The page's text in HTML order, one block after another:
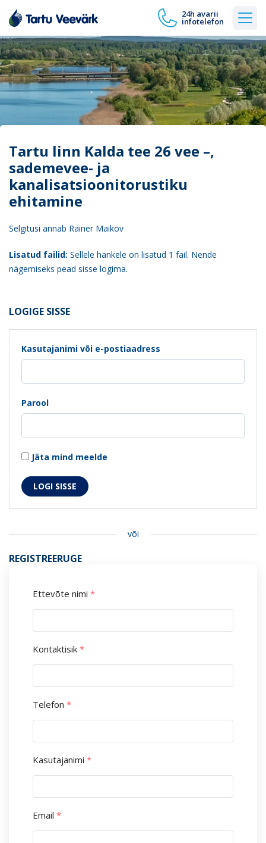
24h avarii
infotelefon
Tartu linn Kalda tee 26 vee –,
sademevee- ja
kanalisatsioonitorustiku
ehitamine
Selgitusi annab Rainer Maikov
Lisatud failid: Sellele hankele on lisatud 1 fail. Nende
nägemiseks pead sisse logima.
LOGIGE SISSE
Kasutajanimi või e-postiaadress
Parool
Jäta mind meelde
või
REGISTREERUGE
Ettevõte nimi *
Kontaktisik *
Telefon *
Kasutajanimi *
Email *